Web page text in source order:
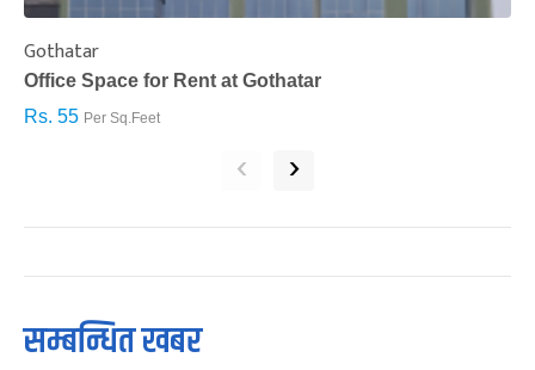
Gothatar
Office Space for Rent at Gothatar
Rs. 55 Per Sq.Feet
‹ ›
सम्बन्धित खबर